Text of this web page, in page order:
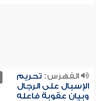
الفهرس: تحريم
الإسبال على الرجال
وبيان عقوبة فاعله